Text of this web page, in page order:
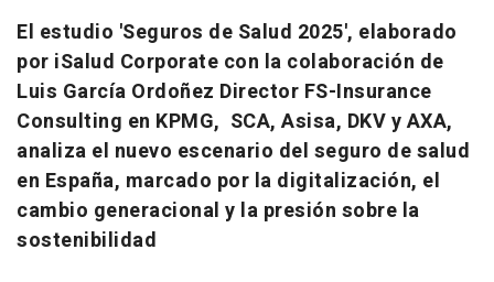
El estudio 'Seguros de Salud 2025', elaborado
por iSalud Corporate con la colaboración de
Luis García Ordoñez Director FS-Insurance
Consulting en KPMG, SCA, Asisa, DKV y AXA,
analiza el nuevo escenario del seguro de salud
en España, marcado por la digitalización, el
cambio generacional y la presión sobre la
sostenibilidad